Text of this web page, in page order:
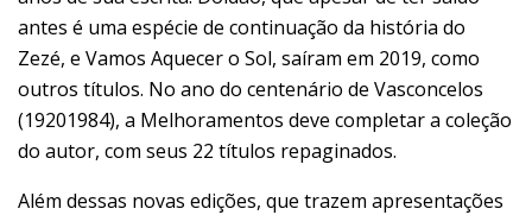
antes é uma espécie de continuação da história do
Zezé, e Vamos Aquecer o Sol, saíram em 2019, como
outros títulos. No ano do centenário de Vasconcelos
(19201984), a Melhoramentos deve completar a coleção
do autor, com seus 22 títulos repaginados.
Além dessas novas edições, que trazem apresentações